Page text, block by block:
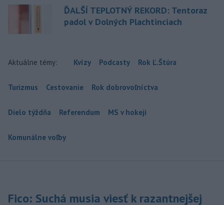
ĎALŠÍ TEPLOTNÝ REKORD: Tentoraz
padol v Dolných Plachtinciach
Aktuálne témy: Kvízy Podcasty Rok Ľ.Štúra
Turizmus Cestovanie Rok dobrovoľníctva
Dielo týždňa Referendum MS v hokeji
Komunálne voľby
Fico: Suchá musia viesť k razantnejšej